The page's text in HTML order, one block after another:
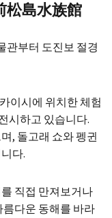
松島水族館
이시에 위치한 체험
시하고 있습니다.
, 돌고래 쇼와 펭귄
다.
직접 만져보거나
다운 동해를 바라